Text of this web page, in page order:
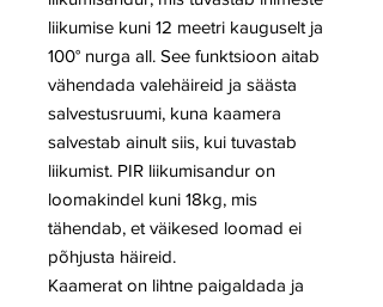
liikumise kuni 12 meetri kauguselt ja
100° nurga all. See funktsioon aitab
vähendada valehäireid ja säästa
salvestusruumi, kuna kaamera
salvestab ainult siis, kui tuvastab
liikumist. PIR liikumisandur on
loomakindel kuni 18kg, mis
tähendab, et väikesed loomad ei
põhjusta häireid.
Kaamerat on lihtne paigaldada ja